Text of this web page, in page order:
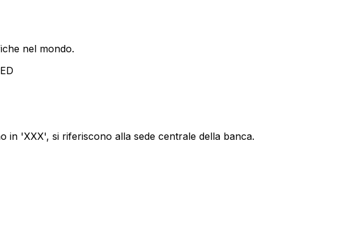
nel mondo.
in 'XXX', si riferiscono alla sede centrale della banca.